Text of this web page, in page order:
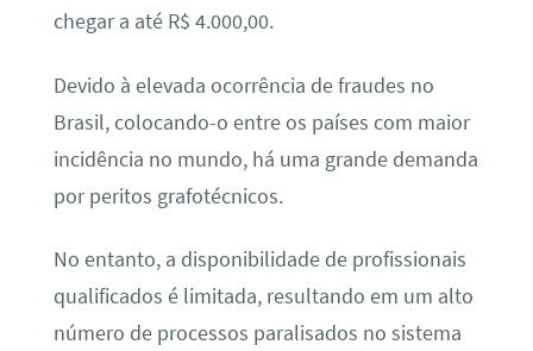
chegar a até R$ 4.000,00.
Devido à elevada ocorrência de fraudes no
Brasil, colocando-o entre os países com maior
incidência no mundo, há uma grande demanda
por peritos grafotécnicos.
No entanto, a disponibilidade de profissionais
qualificados é limitada, resultando em um alto
número de processos paralisados no sistema